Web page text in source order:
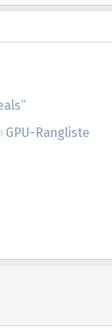
GPU-Rangliste